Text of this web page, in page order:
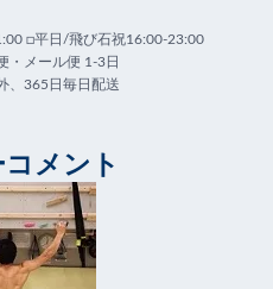
□平日/飛び石祝16:00-23:00
・メール便 1-3日
、365日毎日配送
メント